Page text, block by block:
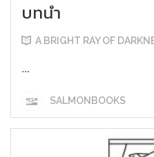
บทนำ
A BRIGHT RAY OF
...
SALMONBOOKS